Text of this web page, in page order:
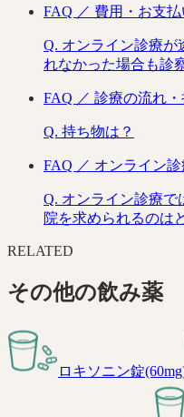
FAQ ／ 費用・お支
Q. オンライン診療が
れなかった場合も診
FAQ ／ 診療の流れ・
Q. 持ち物は？
FAQ ／ オンライン診
Q. オンライン診療で
院を求められるのは
RELATED
その他の飲み薬
ロキソニン錠